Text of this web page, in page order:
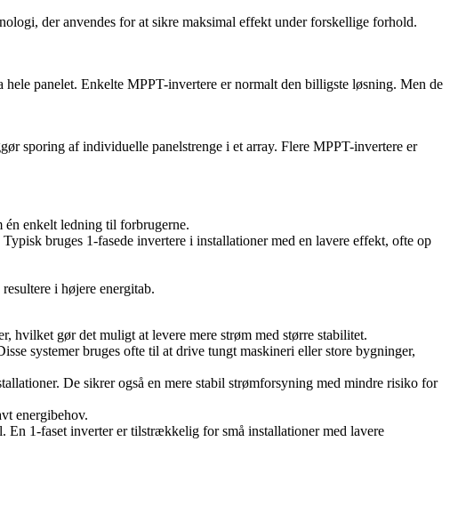
der anvendes for at sikre maksimal effekt under forskellige forhold.
panelet. Enkelte MPPT-invertere er normalt den billigste løsning. Men de
sporing af individuelle panelstrenge i et array. Flere MPPT-invertere er
én enkelt ledning til forbrugerne.
bruges 1-fasede invertere i installationer med en lavere effekt, ofte op
i højere energitab.
hvilket gør det muligt at levere mere strøm med større stabilitet.
systemer bruges ofte til at drive tungt maskineri eller store bygninger,
De sikrer også en mere stabil strømforsyning med mindre risiko for
energibehov.
En 1-faset inverter er tilstrækkelig for små installationer med lavere